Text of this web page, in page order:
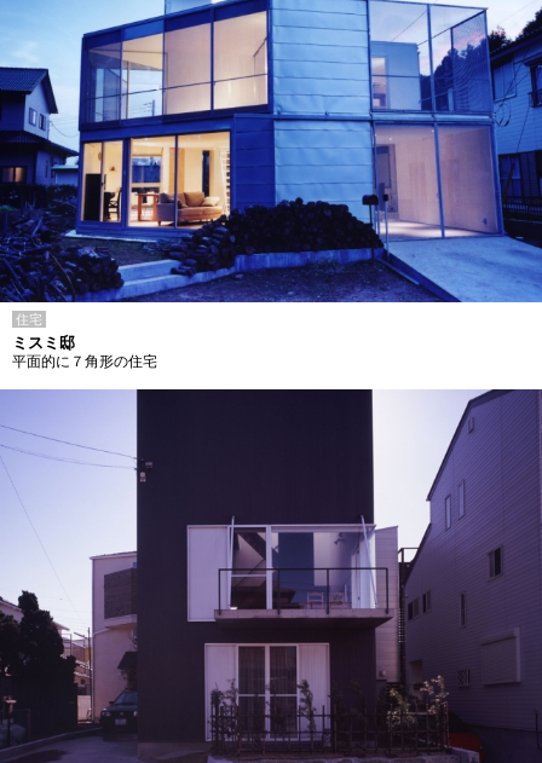
住宅
ミスミ邸
平面的に７角形の住宅